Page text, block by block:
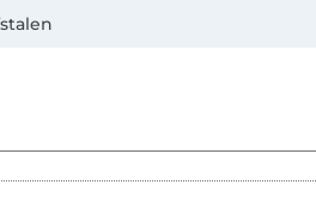
iDeal, Vooruitbetaling via